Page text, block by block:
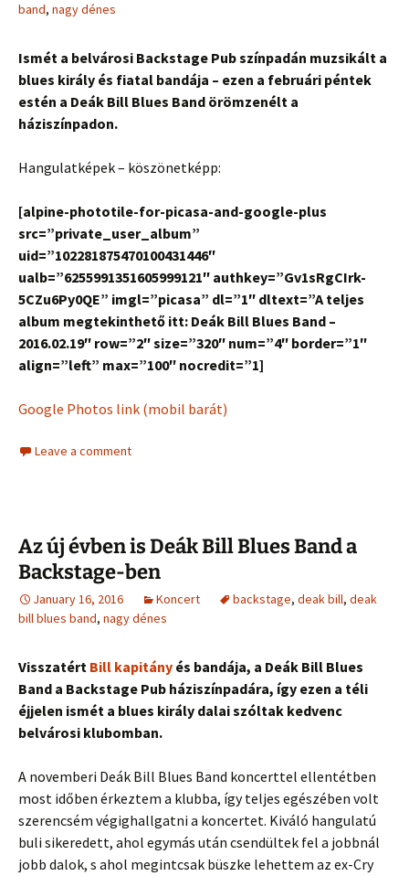
band, nagy dénes
Ismét a belvárosi Backstage Pub színpadán muzsikált a
blues király és fiatal bandája – ezen a februári péntek
estén a Deák Bill Blues Band örömzenélt a
háziszínpadon.
Hangulatképek – köszönetképp:
[alpine-phototile-for-picasa-and-google-plus
src=”private_user_album”
uid=”102281875470100431446″
ualb=”6255991351605999121″ authkey=”Gv1sRgCIrk-
5CZu6Py0QE” imgl=”picasa” dl=”1″ dltext=”A teljes
album megtekinthető itt: Deák Bill Blues Band –
2016.02.19″ row=”2″ size=”320″ num=”4″ border=”1″
align=”left” max=”100″ nocredit=”1]
Google Photos link (mobil barát)
Leave a comment
Az új évben is Deák Bill Blues Band a
Backstage-ben
January 16, 2016 Koncert backstage, deak bill, deak
bill blues band, nagy dénes
Visszatért Bill kapitány és bandája, a Deák Bill Blues
Band a Backstage Pub háziszínpadára, így ezen a téli
éjjelen ismét a blues király dalai szóltak kedvenc
belvárosi klubomban.
A novemberi Deák Bill Blues Band koncerttel ellentétben
most időben érkeztem a klubba, így teljes egészében volt
szerencsém végighallgatni a koncertet. Kiváló hangulatú
buli sikeredett, ahol egymás után csendültek fel a jobbnál
jobb dalok, s ahol megintcsak büszke lehettem az ex-Cry